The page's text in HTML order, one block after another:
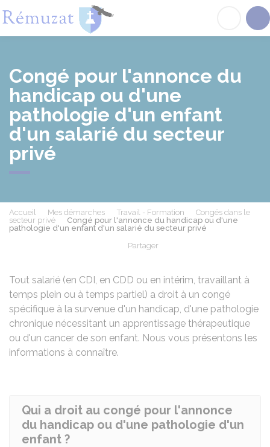
Congé pour l'annonce du
handicap ou d'une
pathologie d'un enfant
d'un salarié du secteur
privé
Accueil Mes démarches Travail - Formation
Congés dans le
secteur privé
Congé pour l'annonce du handicap ou d'une
pathologie d'un enfant d'un salarié du secteur privé
Partager
Tout salarié (en CDI, en CDD ou en intérim, travaillant à
temps plein ou à temps partiel) a droit à un congé
spécifique à la survenue d'un handicap, d'une pathologie
chronique nécessitant un apprentissage thérapeutique
ou d'un cancer de son enfant. Nous vous présentons les
informations à connaître.
Qui a droit au congé pour l'annonce
du handicap ou d'une pathologie d'un
enfant ?